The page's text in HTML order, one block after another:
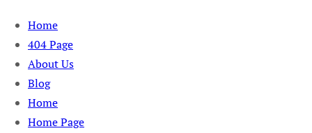
Skip
content
Home
404 Page
About Us
Blog
Home
Home Page